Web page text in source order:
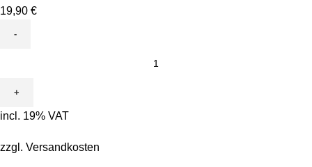
19,90 €
Ausmalen
-
Krake
incl. 19% VAT
zzgl. Versandkosten